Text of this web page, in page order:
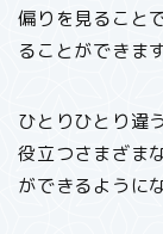
偏りを見ること
ることができます
ひとりひとり違
役立つさまざま
ができるように